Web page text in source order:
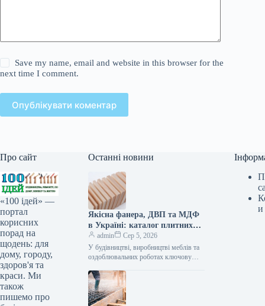
Save my name, email and website in this browser for the
next time I comment.
Опублікувати коментар
Про сайт
«100 ідей» —
портал
корисних
порад на
щодень: для
дому, городу,
здоров'я та
краси. Ми
також
пишемо про
Останні новини
Якісна фанера, ДВП та МДФ
в Україні: каталог плитних
матеріалів від «ВІН-ВУД»
admin
Сер 5, 2026
У будівництві, виробництві меблів та
оздоблювальних роботах ключову
сировини. Компанія «ВІН-ВУД» уже
тривалий час займається…
и